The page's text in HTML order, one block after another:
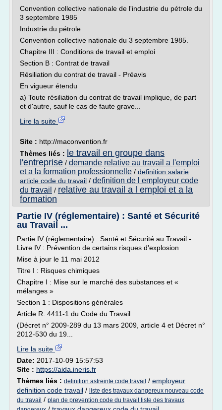
Convention collective nationale de l'industrie du pétrole du
3 septembre 1985
Industrie du pétrole
Convention collective nationale du 3 septembre 1985.
Chapitre III : Conditions de travail et emploi
Section B : Contrat de travail
Résiliation du contrat de travail - Préavis
En vigueur étendu
a) Toute résiliation du contrat de travail implique, de part
et d'autre, sauf le cas de faute grave...
Lire la suite
Site : http://maconvention.fr
Thèmes liés : le travail en groupe dans
l'entreprise / demande relative au travail a l'emploi
et a la formation professionnelle / definition salarie
article code du travail / definition de l employeur code
du travail / relative au travail a l emploi et a la
formation
Partie IV (réglementaire) : Santé et Sécurité
au Travail ...
Partie IV (réglementaire) : Santé et Sécurité au Travail -
Livre IV : Prévention de certains risques d'explosion
Mise à jour le 11 mai 2012
Titre I : Risques chimiques
Chapitre I : Mise sur le marché des substances et «
mélanges »
Section 1 : Dispositions générales
Article R. 4411-1 du Code du Travail
(Décret n° 2009-289 du 13 mars 2009, article 4 et Décret n°
2012-530 du 19...
Lire la suite
Date: 2017-10-09 15:57:53
Site : https://aida.ineris.fr
Thèmes liés : definition astreinte code travail / employeur
definition code travail / liste des travaux dangereux nouveau code
du travail / plan de prevention code du travail liste des travaux